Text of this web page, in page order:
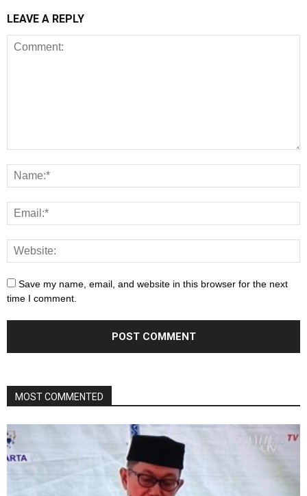
LEAVE A REPLY
Save my name, email, and website in this browser for the next
time I comment.
MOST COMMENTED